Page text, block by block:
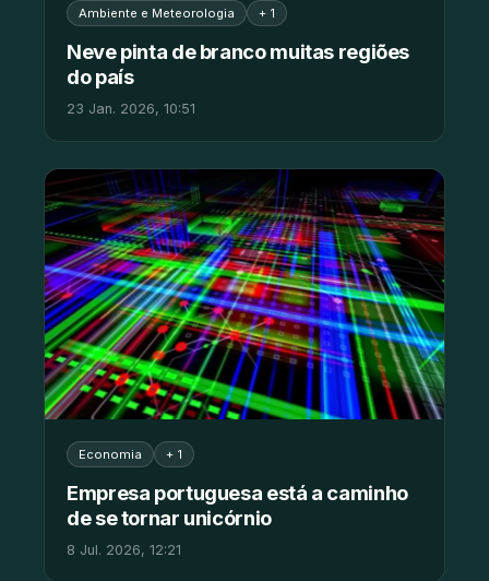
Ambiente e Meteorologia + 1
Neve pinta de branco muitas regiões
do país
23 Jan. 2026, 10:51
Economia + 1
Empresa portuguesa está a caminho
de se tornar unicórnio
8 Jul. 2026, 12:21